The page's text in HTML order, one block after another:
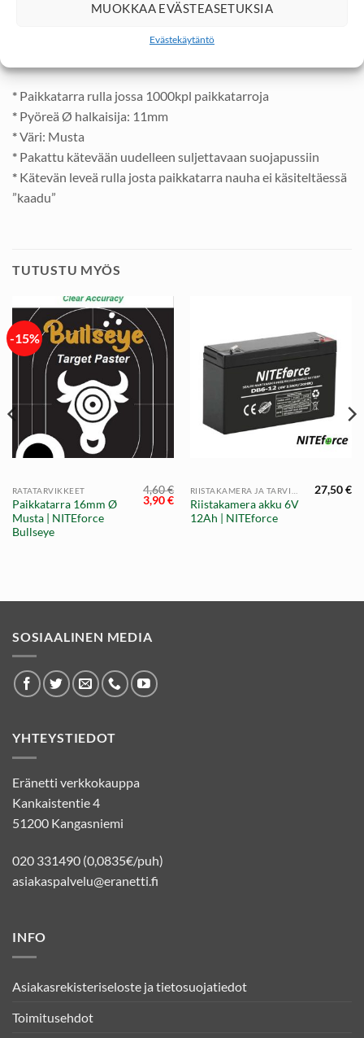
MUOKKAA EVÄSTEASETUKSIA
Evästekäytäntö
uudelleen suljettavaan ja läpinäkyvään minigrip-pussiin.
Vesitiivis suojapussi estää tehokkaasti paikkatarra rullan
* Paikkatarra rulla jossa 1000kpl paikkatarroja
* Pyöreä Ø halkaisija: 11mm
*Väri: Musta
* Pakattu kätevään uudelleen suljettavaan suojapussiin
* Kätevän leveä rulla josta paikkatarra nauha ei käsiteltäessä
”kaadu”
TUTUSTU MYÖS
-15%
RATATARVIKKEET
Paikkatarra 16mm Ø
Musta | NITEforce
Bullseye
4,60€
Alkuperäinen
hinta
3,90€Nykyinen
hintaRiistakamera akku 6V
12Ah | NITEforce
27,50€
SOSIAALINEN MEDIA
YHTEYSTIEDOT
Eränetti verkkokauppa
Kankaistentie 4
51200 Kangasniemi
020 331490 (0,0835€/puh)
asiakaspalvelu@eranetti.fi
INFO
Asiakasrekisteriseloste ja tietosuojatiedot
Toimitusehdot